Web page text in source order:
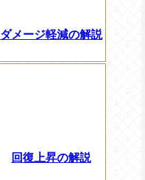
ダメージ軽減の解説
回復上昇の解説